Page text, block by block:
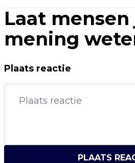
Laat
mening
Plaats reactie
PLAATS